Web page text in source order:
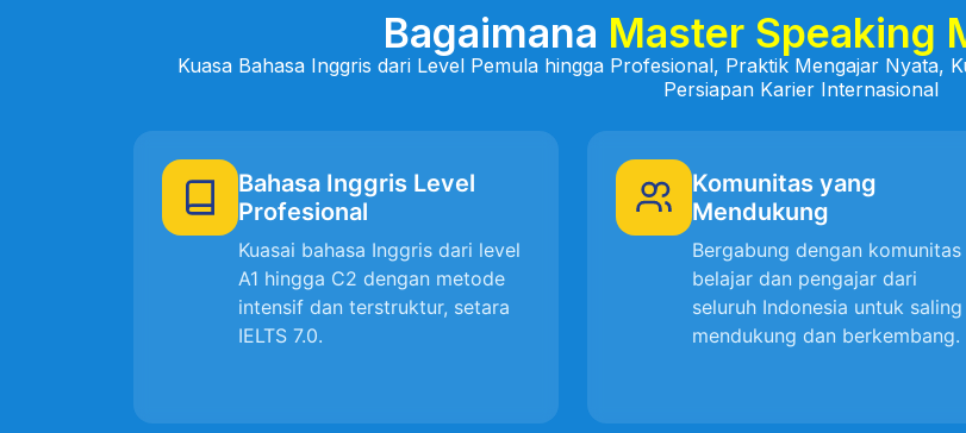
Bagaimana Master Speaking
Kuasa Bahasa Inggris dari Level Pemula hingga Profesional, Praktik Mengajar Nyata,
Persiapan Karier Internasional
Bahasa Inggris Level
Profesional
Kuasai bahasa Inggris dari level
A1 hingga C2 dengan metode
intensif dan terstruktur, setara
IELTS 7.0.
Komunitas yang
Mendukung
Bergabung dengan komunitas
belajar dan pengajar dari
seluruh Indonesia untuk saling
mendukung dan berkembang.